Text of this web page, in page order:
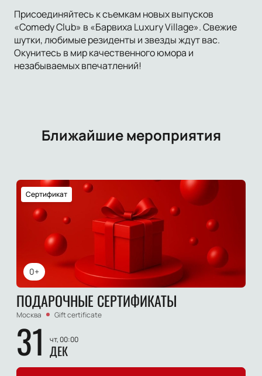
Присоединяйтесь к съемкам новых выпусков
«Comedy Club» в «Барвиха Luxury Village». Свежие
шутки, любимые резиденты и звезды ждут вас.
Окунитесь в мир качественного юмора и
незабываемых впечатлений!
Ближайшие мероприятия
0+
Сертификат
ПОДАРОЧНЫЕ СЕРТИФИКАТЫ
Москва Gift certificate
31 чт, 00:00
ДЕК